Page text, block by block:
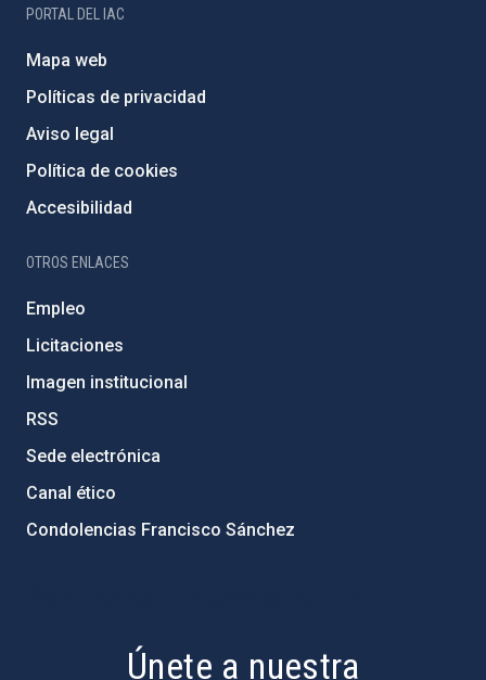
PORTAL DEL IAC
Mapa web
Políticas de privacidad
Aviso legal
Política de cookies
Accesibilidad
OTROS ENLACES
Empleo
Licitaciones
Imagen institucional
RSS
Sede electrónica
Canal ético
Condolencias Francisco Sánchez
Únete a nuestra